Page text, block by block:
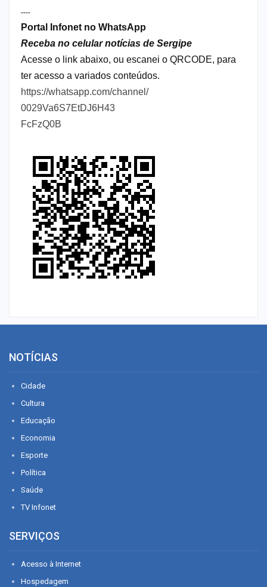
----
Portal Infonet no WhatsApp
Receba no celular notícias de Sergipe
Acesse o link abaixo, ou escanei o QRCODE, para
ter acesso a variados conteúdos.
https://whatsapp.com/channel/
0029Va6S7EtDJ6H43
FcFzQ0B
NOTÍCIAS
Cidade
Cultura
Educação
Economia
Esporte
Política
Saúde
TV Infonet
SERVIÇOS
Acesso à Internet
Hospedagem